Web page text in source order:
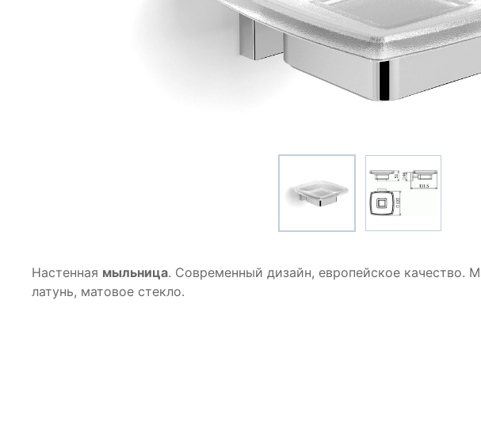
Настенная мыльница. Современный дизайн, европейское качество.
латунь, матовое стекло.